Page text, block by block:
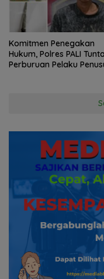
Komitmen Penegakan
Hukum, Polres PALI
Perburuan Pelaku